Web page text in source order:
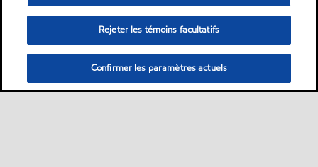
Rejeter les témoins facultatifs
Confirmer les paramètres actuels